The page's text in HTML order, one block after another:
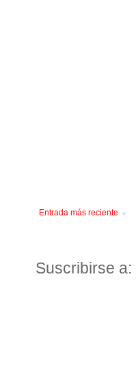
Entrada más reciente
Suscribirse a: